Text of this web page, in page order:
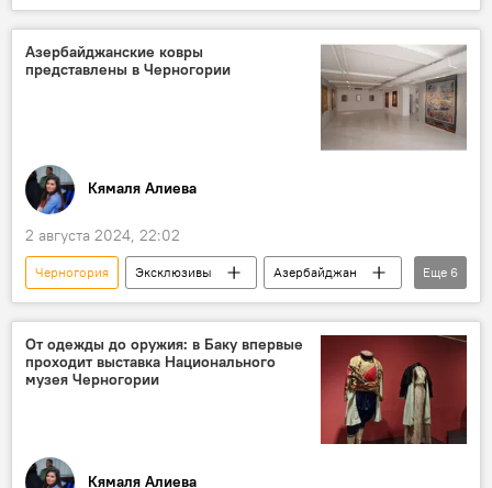
Азербайджан
Бокс
Узбекистан
Марокко
Азербайджанские ковры
представлены в Черногории
Кямаля Алиева
2 августа 2024, 22:02
Черногория Эксклюзивы
Азербайджан
Искусство
Азербайджанский национальный музей ковра
Ковер
Выставка
Экспозиция
Еще 6
От одежды до оружия: в Баку впервые
проходит выставка Национального
музея Черногории
Кямаля Алиева